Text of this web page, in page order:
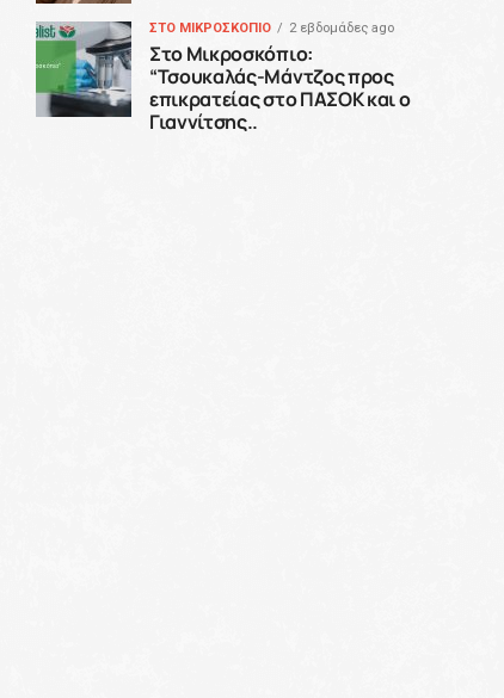
ΣΤΟ ΜΙΚΡΟΣΚΟΠΙΟ 2 εβδομάδες ago
Στο Μικροσκόπιο:
“Τσουκαλάς-Μάντζος προς
επικρατείας στο ΠΑΣΟΚ και ο
Γιαννίτσης..